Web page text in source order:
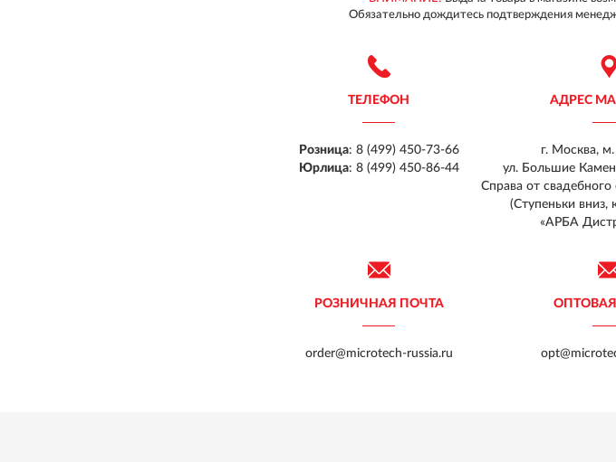
Обязательно дождитесь подтверждения
ТЕЛЕФОН
Розница: 8 (499) 450-73-66
Юрлица: 8 (499) 450-86-44
АДРЕС
г. Москва, м.
ул. Большие
Справа от
(Ступеньки вниз,
«АРБА
РОЗНИЧНАЯ ПОЧТА
order@microtech-russia.ru